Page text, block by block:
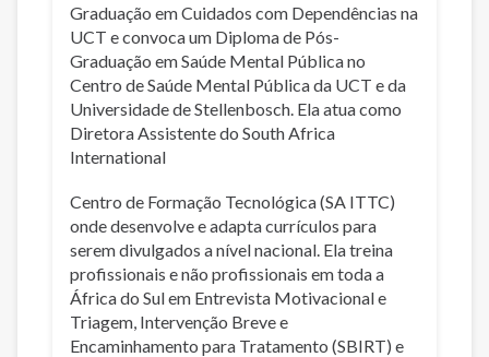
Graduação em Cuidados com Dependências na
UCT e convoca um Diploma de Pós-
Graduação em Saúde Mental Pública no
Centro de Saúde Mental Pública da UCT e da
Universidade de Stellenbosch. Ela atua como
Diretora Assistente do South Africa
International
Centro de Formação Tecnológica (SA ITTC)
onde desenvolve e adapta currículos para
serem divulgados a nível nacional. Ela treina
profissionais e não profissionais em toda a
África do Sul em Entrevista Motivacional e
Triagem, Intervenção Breve e
Encaminhamento para Tratamento (SBIRT) e